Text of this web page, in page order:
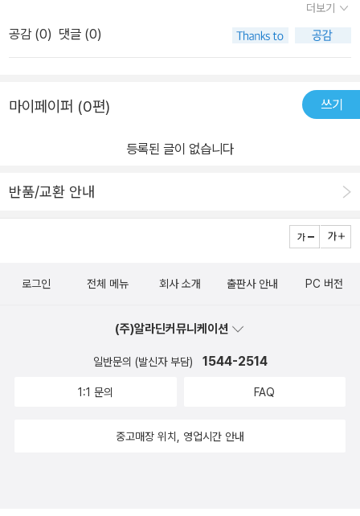
말하는데 이거 사실상 프로포즈 아닌가요 전 참 돌아올게 이런 말이
좋아요 가장 큰 약속같아요 유키도 그 말을 가장 듣고 싶어했다고 해
서 공감했어요 ㅎㅎㅎㅎ전 손끝과 연연을 보면 행복해져요 ! 마음이
로에 대해 깊게 생각하고 배려하려고 하고 존중하고 그런 모습들이 ...
운 마음을 표현 하는 게 좋다고 생각하는데 유키와 이츠오미는 서로
하고 유키에는 말하지 않은게 뭔지 너무 궁굼하네요 9권의 마지막 장
로 갈거면 ㅋㅋㅋ10권이 더 기다려지고 두 사람의 동거는 어떨지
자고 했는데 이츠오미가 싸움이 되겠어!? 유키랑 싸울 수 나 있나 ,,,
어요 ㅎㅎㅎ 너무 재밌었어요! 읽고 나면 제 마음이 따뜻해지는 제 마
음속 소중한 귀한 만화입니다 ㅋㅋㅋ
더보기
공감 (0) 댓글 (0)
마이페이퍼 (0편) 쓰기
등록된 글이 없습니다
반품/교환 안내
로그인 전체 메뉴 회사 소개 출판사 안내 PC 버전
(주)알라딘커뮤니케이션
일반문의 (발신자 부담) 1544-2514
1:1 문의 FAQ
중고매장 위치, 영업시간 안내